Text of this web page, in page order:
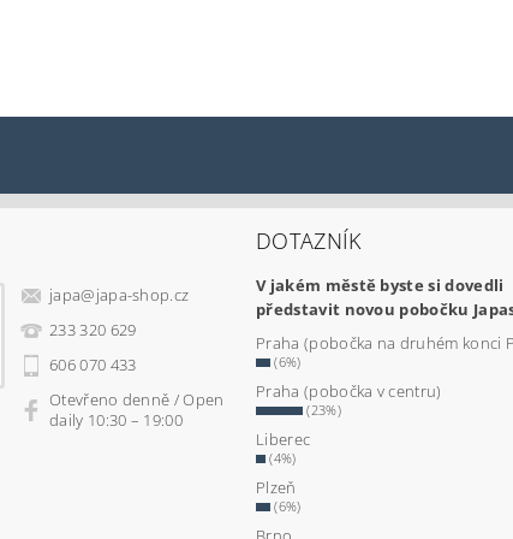
japa@japa-shop.cz
233 320 629
606 070 433
Otevřeno denně / Open
daily 10:30 – 19:00
DOTAZNÍK
V jakém městě byste si dovedli
představit novou pobočku
Praha (pobočka na druhém konci
(6%)
Praha (pobočka v centru)
(23%)
Liberec
(4%)
Plzeň
(6%)